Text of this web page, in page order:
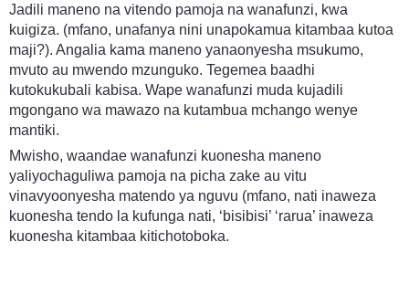
Jadili maneno na vitendo pamoja na wanafunzi, kwa
kuigiza. (mfano, unafanya nini unapokamua kitambaa kutoa
maji?). Angalia kama maneno yanaonyesha msukumo,
mvuto au mwendo mzunguko. Tegemea baadhi
kutokukubali kabisa. Wape wanafunzi muda kujadili
mgongano wa mawazo na kutambua mchango wenye
mantiki.
Mwisho, waandae wanafunzi kuonesha maneno
yaliyochaguliwa pamoja na picha zake au vitu
vinavyoonyesha matendo ya nguvu (mfano, nati inaweza
kuonesha tendo la kufunga nati, ‘bisibisi’ ‘rarua’ inaweza
kuonesha kitambaa kitichotoboka.